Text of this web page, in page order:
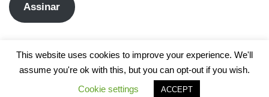
Assinar
This website uses cookies to improve your experience. We'll
assume you're ok with this, but you can opt-out if you wish.
Cookie settings
ACCEPT